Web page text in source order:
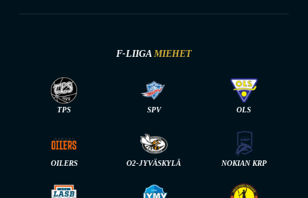
F-LIIGA MIEHET
TPS SPV OLS
OILERS O2-JYVÄSKYLÄ NOKIAN KRP